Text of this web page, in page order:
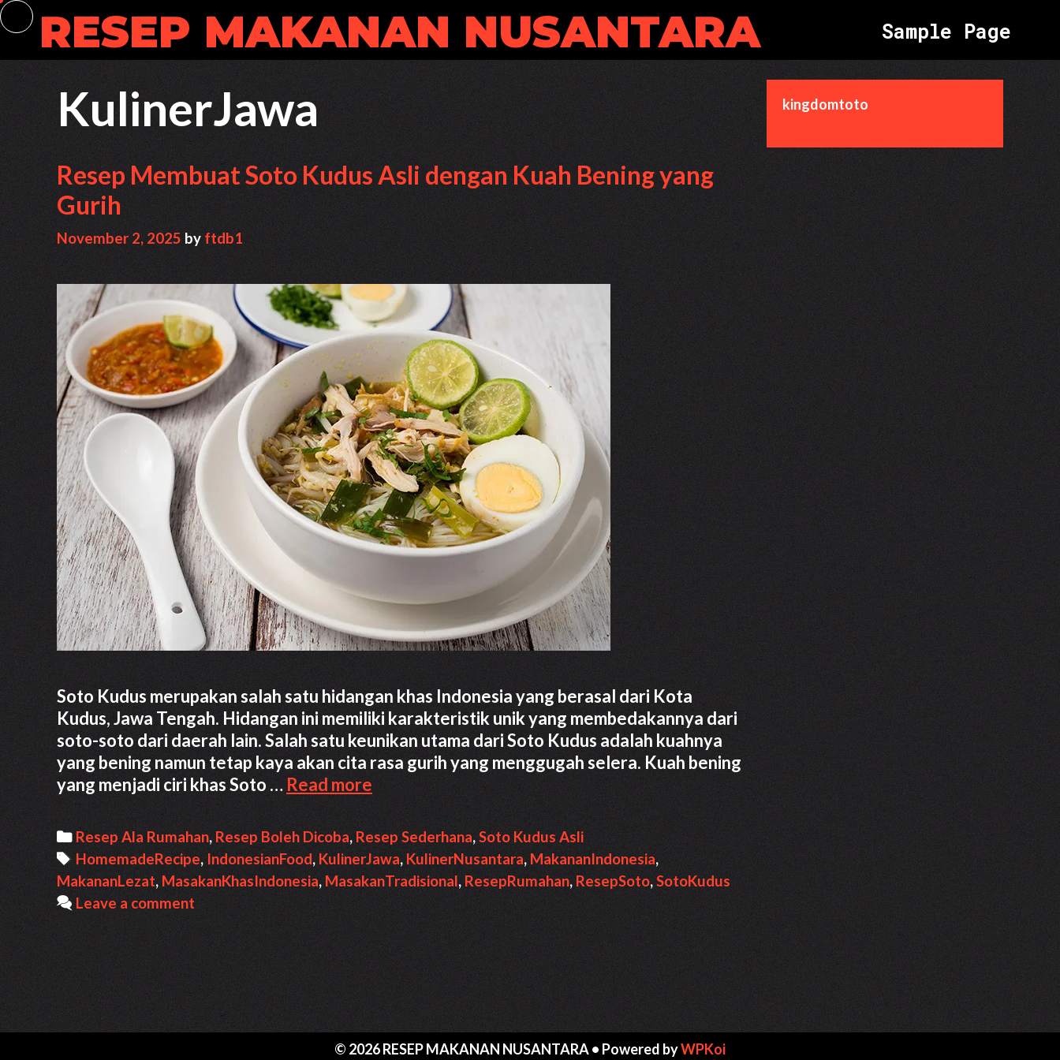
Skip
to
contentRESEP MAKANAN NUSANTARA Sample Page
KulinerJawa
Resep Membuat Soto Kudus Asli dengan Kuah Bening yang
Gurih
November 2, 2025 by ftdb1
Soto Kudus merupakan salah satu hidangan khas Indonesia yang berasal dari Kota
Kudus, Jawa Tengah. Hidangan ini memiliki karakteristik unik yang membedakannya dari
soto-soto dari daerah lain. Salah satu keunikan utama dari Soto Kudus adalah kuahnya
yang bening namun tetap kaya akan cita rasa gurih yang menggugah selera. Kuah bening
yang menjadi ciri khas Soto …Read more Resep
Membuat
Soto
Kudus
Asli
dengan
Kuah
Bening
yang
Gurih
Categories
Resep Ala Rumahan, Resep Boleh Dicoba, Resep Sederhana,Soto Kudus Asli
Tags
HomemadeRecipe,IndonesianFood, KulinerJawa, KulinerNusantara,MakananIndonesia,
MakananLezat, MasakanKhasIndonesia, MasakanTradisional, ResepRumahan, ResepSoto,SotoKudus
Leave a comment
kingdomtoto
© 2026 RESEP MAKANAN NUSANTARA• Powered byWPKoi